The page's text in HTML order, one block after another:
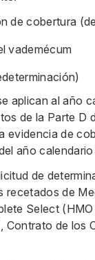
de cobertura
vademécum
aplican al año
de la Parte D
evidencia de
año
de
recetados de
Select
Contrato de los